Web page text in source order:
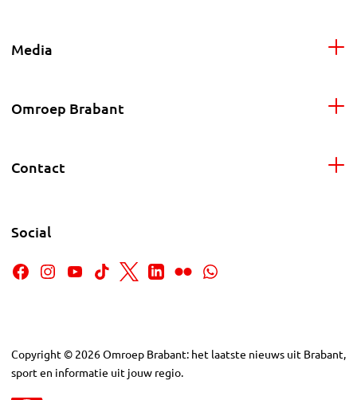
Media
Omroep Brabant
Contact
Social
Copyright © 2026Omroep Brabant: het laatste nieuws uit Brabant,
sport en informatie uit jouw regio.